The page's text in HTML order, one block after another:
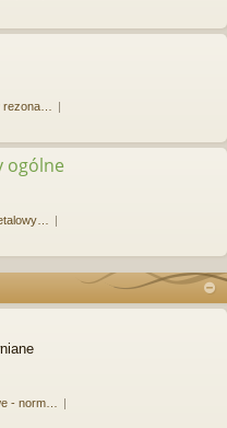
rezona…
ogólne
- norm…